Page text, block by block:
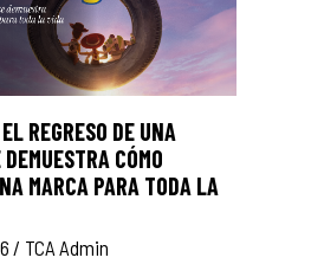
REGRESO DE UNA
CÓMO
MARCA PARA TODA LA
TCA Admin